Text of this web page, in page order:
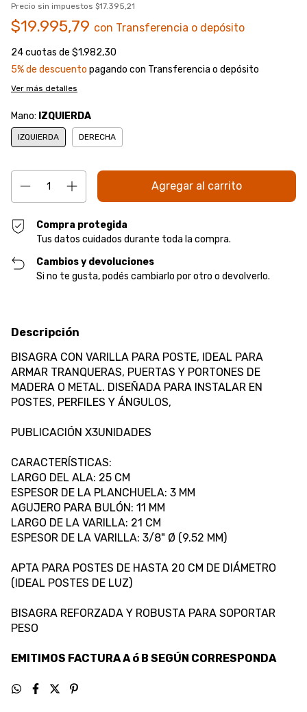
Precio sin impuestos $17.395,21
$19.995,79 con Transferencia o depósito
24cuotas de $1.982,30
5% de descuento pagando con Transferencia o depósito
Ver más detalles
Mano: IZQUIERDA
IZQUIERDA DERECHA
Compra protegida
Tus datos cuidados durante toda la compra.
Cambios y devoluciones
Si no te gusta, podés cambiarlo por otro o devolverlo.
Descripción
BISAGRA CON VARILLA PARA POSTE, IDEAL PARA
ARMAR TRANQUERAS, PUERTAS Y PORTONES DE
MADERA O METAL. DISEÑADA PARA INSTALAR EN
POSTES, PERFILES Y ÁNGULOS,
PUBLICACIÓN X3UNIDADES
CARACTERÍSTICAS:
LARGO DEL ALA: 25 CM
ESPESOR DE LA PLANCHUELA: 3 MM
AGUJERO PARA BULÓN: 11 MM
LARGO DE LA VARILLA: 21 CM
ESPESOR DE LA VARILLA: 3/8" Ø (9.52 MM)
APTA PARA POSTES DE HASTA 20 CM DE DIÁMETRO
(IDEAL POSTES DE LUZ)
BISAGRA REFORZADA Y ROBUSTA PARA SOPORTAR
PESO
EMITIMOS FACTURA A ó B SEGÚN CORRESPONDA